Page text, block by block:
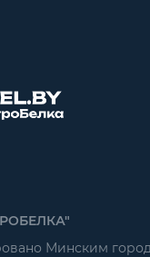
Минским